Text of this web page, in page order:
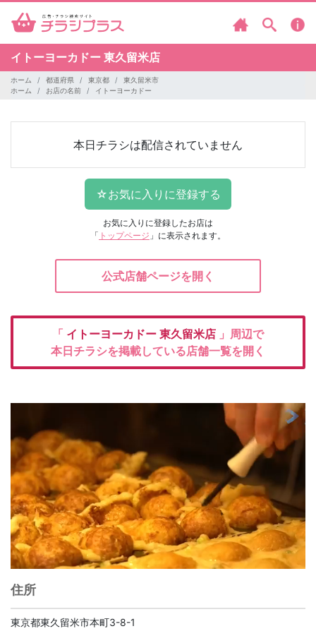
イトーヨーカドー 東久留米店
ホーム 都道府県 東京都
東久留米市
ホーム
お店の名前 イトーヨーカドー
本日チラシは配信されていません
お気に入りに登録したお店は
「 トップページ 」に表示されます。
公式店舗ページを開く
「 イトーヨーカドー 東久留米店 」周辺で
本日チラシを掲載している店舗一覧を開く
住所
東京都東久留米市本町3-8-1